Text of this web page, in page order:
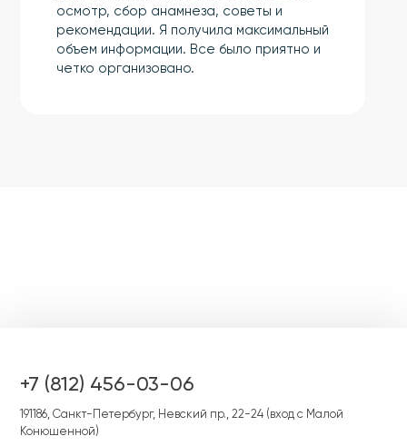
осмотр, сбор анамнеза, советы и
рекомендации. Я получила максимальный
объем информации. Все было приятно и
четко организовано.
+7 (812) 456-03-06
191186, Cанкт-Петербург, Невский пр., 22-24 (вход с Малой
Конюшенной)